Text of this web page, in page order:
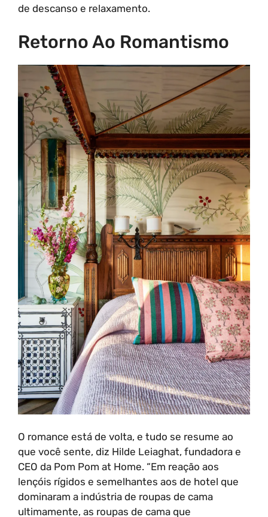
de descanso e relaxamento.
Retorno Ao Romantismo
O romance está de volta, e tudo se resume ao
que você sente, diz Hilde Leiaghat, fundadora e
CEO da Pom Pom at Home. “Em reação aos
lençóis rígidos e semelhantes aos de hotel que
dominaram a indústria de roupas de cama
ultimamente, as roupas de cama que